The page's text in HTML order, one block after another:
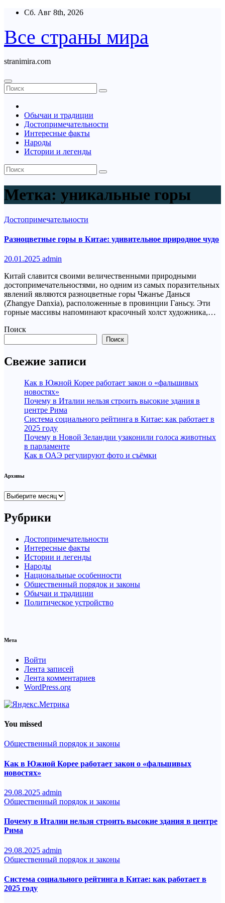
Перейти
содержимому
Сб. Авг 8th, 2026
Все страны мира
stranimira.com
Обычаи и традиции
Достопримечательности
Интересные факты
Народы
Истории и легенды
Метка: уникальные горы
Достопримечательности
Разноцветные горы в Китае: удивительное природное чудо
20.01.2025 admin
Китай славится своими величественными природными
достопримечательностями, но одним из самых поразительных
явлений являются разноцветные горы Чжанъе Данься
(Zhangye Danxia), расположенные в провинции Ганьсу. Эти
горные массивы напоминают красочный холст художника,…
Поиск
Поиск
Свежие записи
Как в Южной Корее работает закон о «фальшивых
новостях»
Почему в Италии нельзя строить высокие здания в
центре Рима
Система социального рейтинга в Китае: как работает в
2025 году
Почему в Новой Зеландии узаконили голоса животных
в парламенте
Как в ОАЭ регулируют фото и съёмки
Архивы
Архивы
Рубрики
Достопримечательности
Интересные факты
Истории и легенды
Народы
Национальные особенности
Общественный порядок и законы
Обычаи и традиции
Политическое устройство
Мета
Войти
Лента записей
Лента комментариев
WordPress.org
You missed
Общественный порядок и законы
Как в Южной Корее работает закон о «фальшивых
новостях»
29.08.2025 admin
Общественный порядок и законы
Почему в Италии нельзя строить высокие здания в центре
Рима
29.08.2025 admin
Общественный порядок и законы
Система социального рейтинга в Китае: как работает в
2025 году